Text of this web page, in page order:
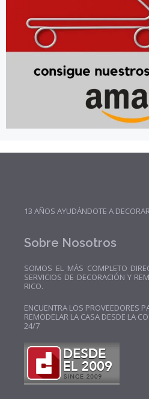
13 AÑOS AYUDÁNDOTE A
Sobre Nosotros
SOMOS EL MÁS COMPLETO
SERVICIOS DE DECORACIÓN Y
RICO.
ENCUENTRA LOS PROVEEDORES
REMODELAR LA CASA DESDE LA
24/7